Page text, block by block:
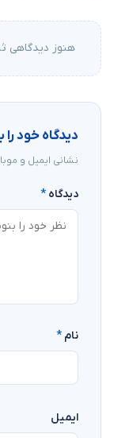
هنوز دیدگاهی
دیدگاه خود را
نشانی ایمیل و
دیدگاه *
نام *
ایمیل